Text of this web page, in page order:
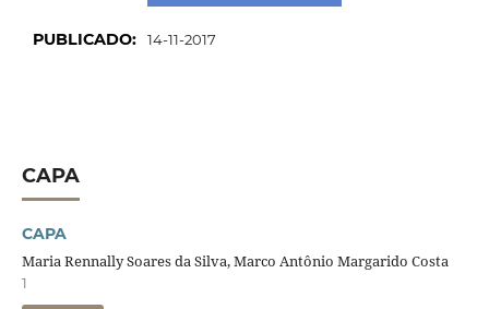
PUBLICADO: 14-11-2017
CAPA
CAPA
Maria Rennally Soares da Silva, Marco Antônio Margarido Costa
1